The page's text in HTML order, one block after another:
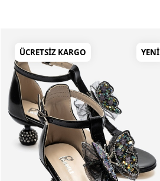
ÜCRETSIZ KARGO YENI